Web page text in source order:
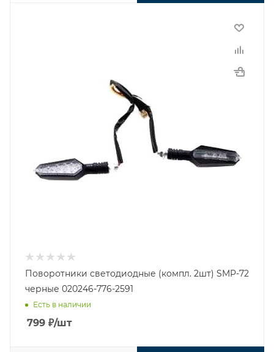
Поворотники светодиодные (компл. 2шт) SMP-72
черные 020246-776-2591
Есть в наличии
799 ₽/шт